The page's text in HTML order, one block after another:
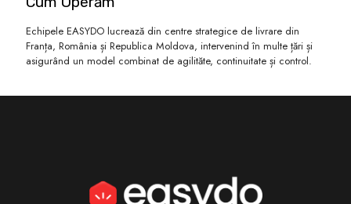
Echipele EASYDO lucrează din centre strategice de livrare din
Franța, România și Republica Moldova, intervenind în multe țări și
asigurând un model combinat de agilităte, continuitate și control.